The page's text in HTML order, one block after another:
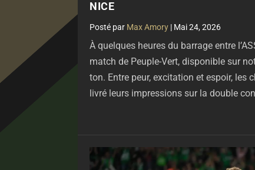
NICE
par Max Amory | Mai 24, 2026
À quelques heures du barrage entre
match de Peuple-Vert, disponible sur
ton. Entre peur, excitation et espoir, les
livré leurs impressions sur la double